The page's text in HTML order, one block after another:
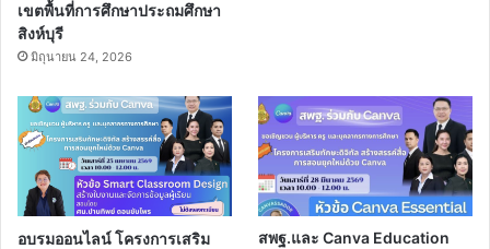
เขตพื้นที่การศึกษาประถมศึกษา
สิงห์บุรี
มิถุนายน 24, 2026
อบรมออนไลน์ โครงการเสริม
สพฐ.และ Canva Education